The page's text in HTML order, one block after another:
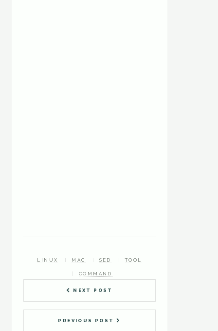
NEXT POST
PREVIOUS POST
LINUX MAC SED TOOL
COMMAND